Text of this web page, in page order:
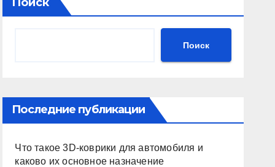
Поиск
Последние публикации
Что такое 3D-коврики для автомобиля и
каково их основное назначение